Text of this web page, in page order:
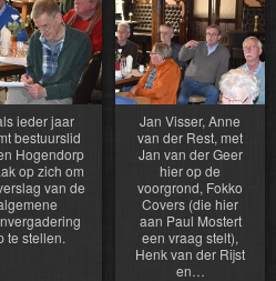
ieder jaar
bestuurslid
Hogendorp
op zich om
van de
te stellen.
Jan Visser, Anne
van der Rest, met
Jan van der Geer
hier op de
voorgrond, Fokko
Covers (die hier
aan Paul Mostert
een vraag stelt),
Henk van der Rijst
en…